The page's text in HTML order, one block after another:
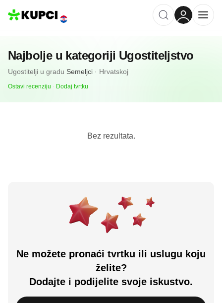
Najbolje u kategoriji Ugostiteljstvo
Ugostitelji u gradu Semeljci · Hrvatskoj
Ostavi recenziju Dodaj tvrtku
Bez rezultata.
Ne možete pronaći tvrtku ili uslugu koju
želite?
Dodajte i podijelite svoje iskustvo.